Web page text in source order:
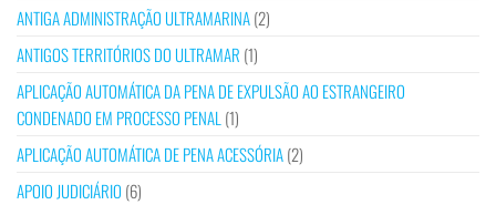
ANTIGA ADMINISTRAÇÃO ULTRAMARINA(2)
ANTIGOS TERRITÓRIOS DO ULTRAMAR (1)
APLICAÇÃO AUTOMÁTICA DA PENA DE EXPULSÃO AO ESTRANGEIRO
CONDENADO EM PROCESSO PENAL (1)
APLICAÇÃO AUTOMÁTICA DE PENA ACESSÓRIA(2)
APOIO JUDICIÁRIO (6)